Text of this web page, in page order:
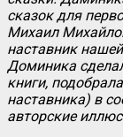
сказок для
Михаил
наставник
Доминика
книги,
наставника) в
авторские